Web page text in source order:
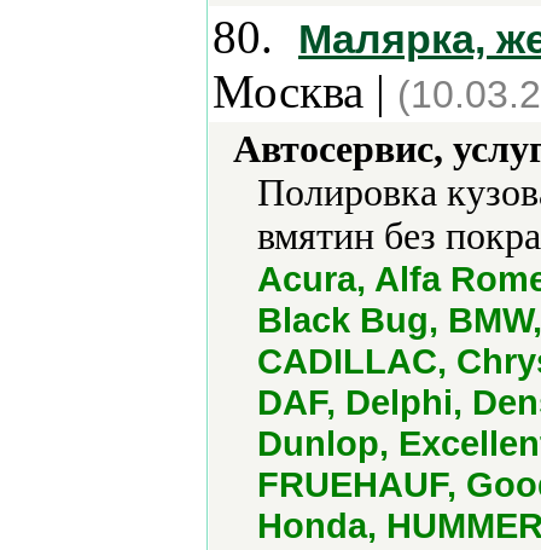
80. Малярка,
Москва |
Автосервис,
Полировка
вмятин без
Acura, Alfa
Black Bug,
CADILLAC,
DAF, Delphi,
Dunlop,
FRUEHAUF,
Honda,